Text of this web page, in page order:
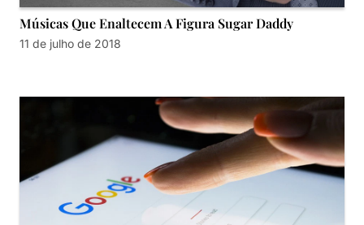
Músicas Que Enaltecem A Figura Sugar Daddy
11 de julho de 2018